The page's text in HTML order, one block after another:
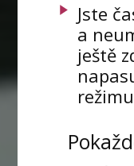
Jste
a
ještě